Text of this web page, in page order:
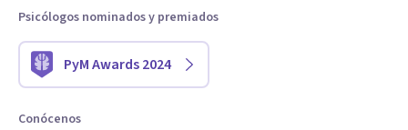
Psicólogos nominados y premiados
PyM Awards 2024
Conócenos